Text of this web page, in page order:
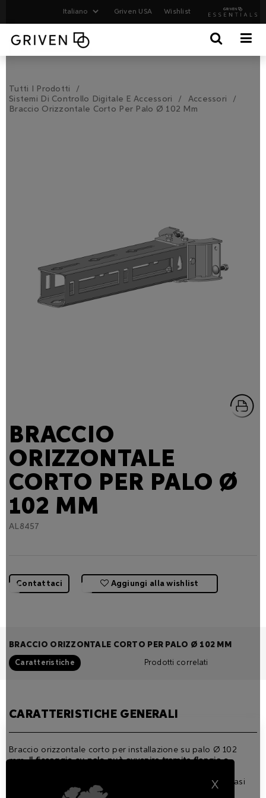
Griven USA Wishlist
Tutti I Prodotti
Sistemi Di Controllo Digitale E Accessori
Accessori
Braccio Orizzontale Corto Per Palo Ø 102 Mm
BRACCIO
ORIZZONTALE
CORTO PER PALO Ø
102 MM
AL8457
Contattaci Aggiungi alla wishlist
BRACCIO ORIZZONTALE CORTO PER PALO Ø 102 MM
Caratteristiche Prodotti correlati
CARATTERISTICHE GENERALI
Braccio orizzontale corto per installazione su palo Ø 102
mm.Il fissaggio su palo può avvenire tramite flangia o
Disponibile in 3 finiture standard e, su richiesta, in qualsiasi
X